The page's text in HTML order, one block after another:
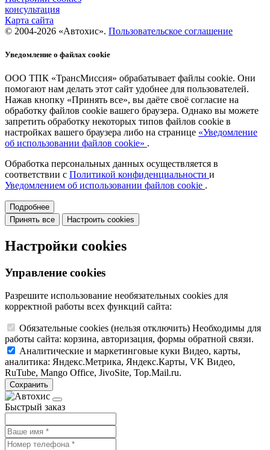
консультация
Карта сайта
© 2004-2026 «Автохис». Пользовательское соглашение
Уведомление о файлах cookie
ООО ТПК «ТрансМиссия» обрабатывает файлы cookie. Они
помогают нам делать этот сайт удобнее для пользователей.
Нажав кнопку «Принять все», вы даёте своё согласие на
обработку файлов cookie вашего браузера. Однако вы можете
запретить обработку некоторых типов файлов cookie в
настройках вашего браузера либо на странице «Уведомление
об использовании файлов cookie» .
Обработка персональных данных осуществляется в
соответствии с Политикой конфиденциальности и
Уведомлением об использовании файлов cookie .
Подробнее
Принять все
Настроить cookies
Настройки cookies
Управление cookies
Разрешите использование необязательных cookies для
корректной работы всех функций сайта:
Обязательные cookies (нельзя отключить) Необходимы для
работы сайта: корзина, авторизация, формы обратной связи.
Аналитические и маркетинговые куки Видео, карты,
аналитика: Яндекс.Метрика, Яндекс.Карты, VK Видео,
RuTube, Mango Office, JivoSite, Top.Mail.ru.
Сохранить
Быстрый заказ